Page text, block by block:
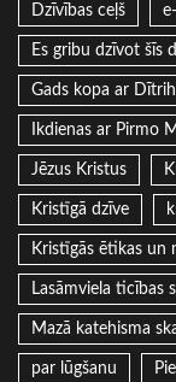
Dzīvības ceļš
Es gribu dzīvot šīs
Gads kopa ar
Ikdienas ar Pirmo
Jēzus Kristus
Kristīgā dzīve
Kristīgās ētikas un
Lasāmviela ticības
Mazā katehisma
par lūgšanu